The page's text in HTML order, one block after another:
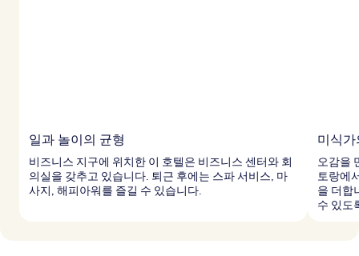
일과 놀이의 균형
비즈니스 지구에 위치한 이 호텔은 비즈니스 센터와 회
의실을 갖추고 있습니다. 퇴근 후에는 스파 서비스, 마
사지, 해피아워를 즐길 수 있습니다.
미식
오감을
토랑에
을 더합
수 있도